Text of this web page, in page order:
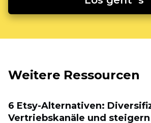
Weitere Ressourcen
6 Etsy-Alternativen:
Vertriebskanäle und steigern